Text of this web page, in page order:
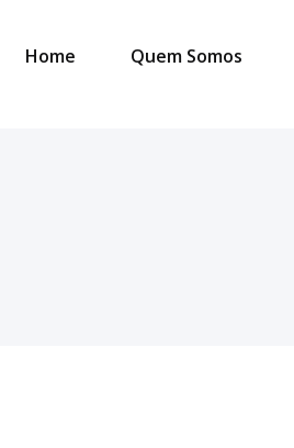
Home Quem Somos